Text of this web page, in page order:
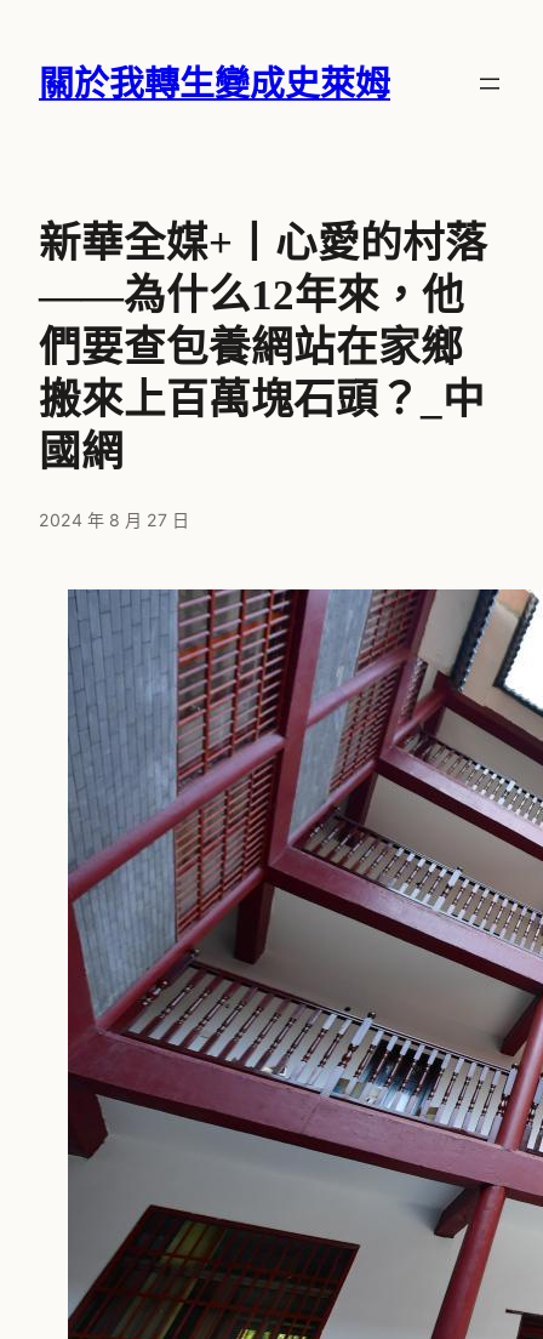
關於我轉生變成史萊姆
新華全媒+丨心愛的村落
——為什么12年來，他
們要查包養網站在家鄉
搬來上百萬塊石頭？_中
國網
2024 年 8 月 27 日